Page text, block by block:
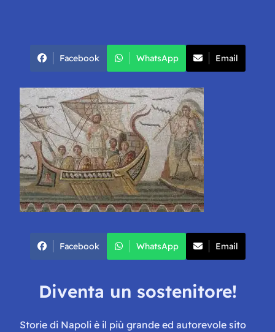
Facebook WhatsApp Email
Facebook WhatsApp Email
Diventa un sostenitore!
Storie di Napoli è il più grande ed autorevole sito